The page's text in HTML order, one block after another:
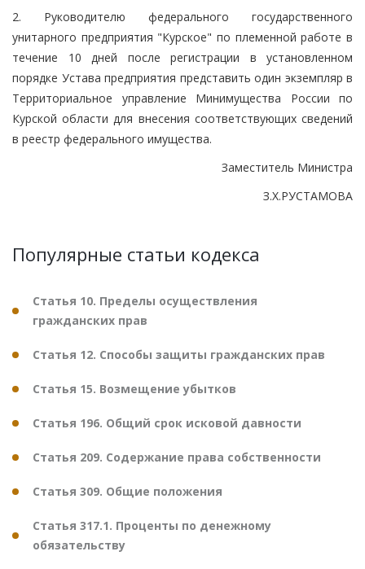
2. Руководителю федерального государственного
унитарного предприятия "Курское" по племенной работе в
течение 10 дней после регистрации в установленном
порядке Устава предприятия представить один экземпляр в
Территориальное управление Минимущества России по
Курской области для внесения соответствующих сведений
в реестр федерального имущества.
Заместитель Министра
З.Х.РУСТАМОВА
Популярные статьи кодекса
Статья 10. Пределы осуществления
гражданских прав
Статья 12. Способы защиты гражданских прав
Статья 15. Возмещение убытков
Статья 196. Общий срок исковой давности
Статья 209. Содержание права собственности
Статья 309. Общие положения
Статья 317.1. Проценты по денежному
обязательству